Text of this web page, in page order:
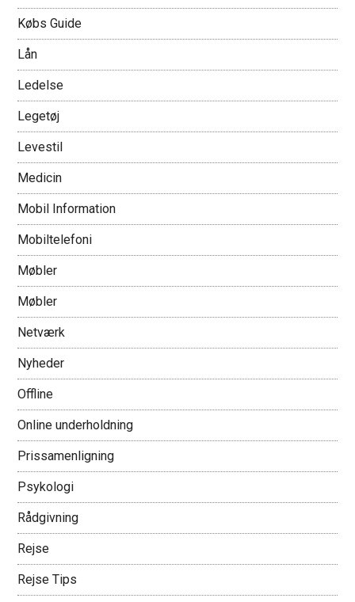
Købs Guide
Lån
Ledelse
Legetøj
Levestil
Medicin
Mobil Information
Mobiltelefoni
Møbler
Møbler
Netværk
Nyheder
Offline
Online underholdning
Prissamenligning
Psykologi
Rådgivning
Rejse
Rejse Tips